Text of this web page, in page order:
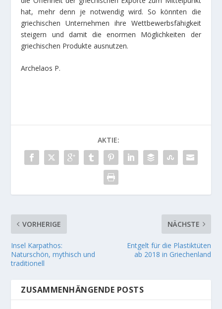
hat, mehr denn je notwendig wird. So könnten die
griechischen Unternehmen ihre Wettbewerbsfähigkeit
steigern und damit die enormen Möglichkeiten der
griechischen Produkte ausnutzen.
Archelaos P.
AKTIE:
VORHERIGE
Insel Karpathos:
Naturschön, mythisch und
traditionell
NÄCHSTE
Entgelt für die Plastiktüten
ab 2018 in Griechenland
ZUSAMMENHÄNGENDE POSTS